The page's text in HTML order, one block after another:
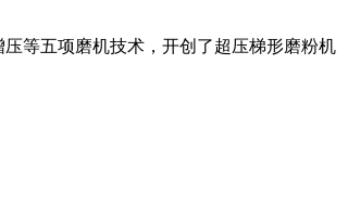
等五项磨机技术，开创了超压梯形磨粉机